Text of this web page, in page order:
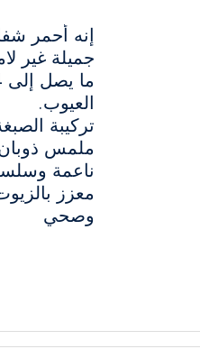
إنه أحمر
جميلة غير
العيوب.
تركيبة
ناعمة
معزز
وصحي